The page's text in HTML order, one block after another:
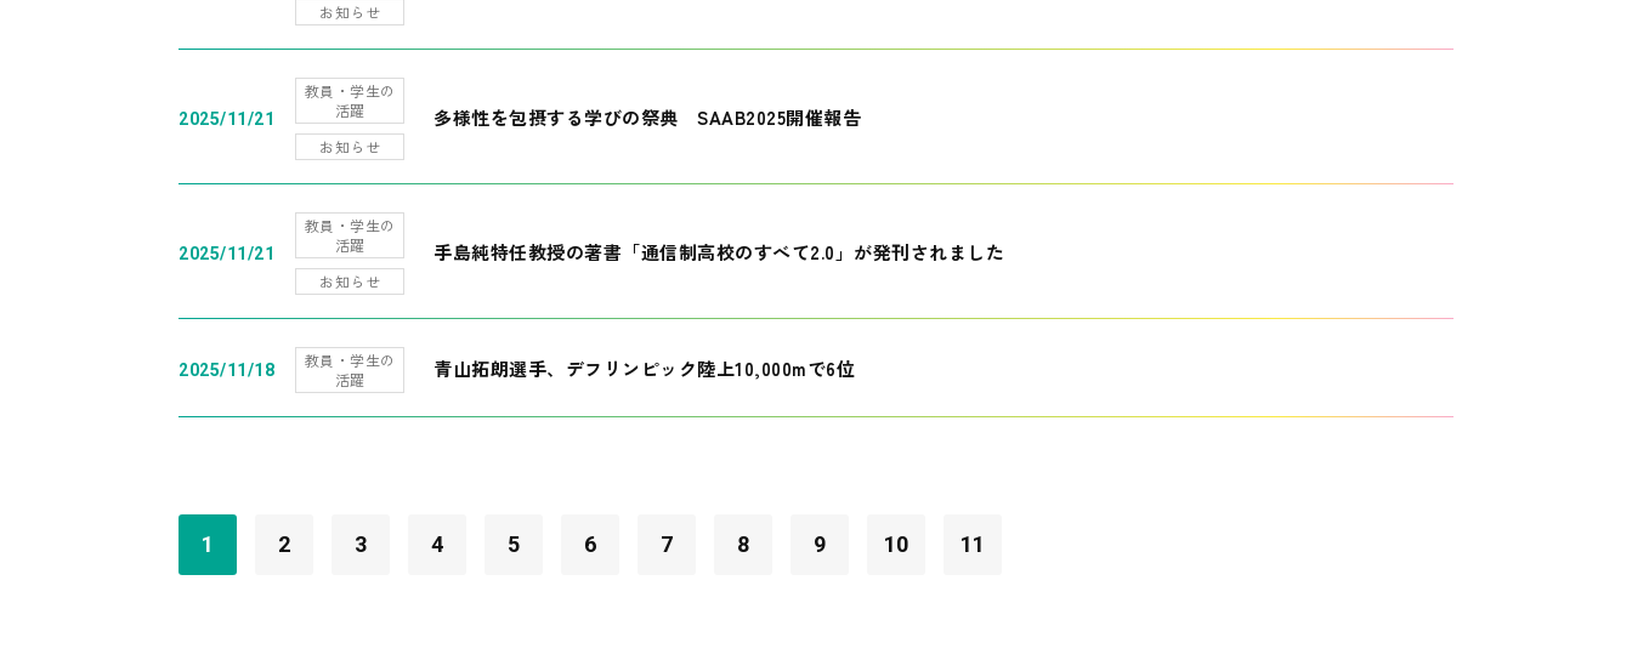
お知らせ
2025/11/21
教員・学生の
活躍
お知らせ
多様性を包摂する学びの祭典 SAAB2025開催報告
2025/11/21
教員・学生の
活躍
お知らせ
手島純特任教授の著書「通信制高校のすべて2.0」が発刊されました
2025/11/18
教員・学生の
活躍
青山拓朗選手、デフリンピック陸上10,000mで6位
1 2 3 4 5 6 7 8 9 10 11